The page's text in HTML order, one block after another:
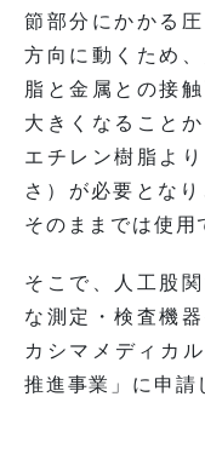
節部分にかかる
方向に動くため
脂と金属との接
大きくなること
エチレン樹脂よ
さ）が必要とな
そのままでは使用
そこで、人工股
な測定・検査機
カシマメディカ
推進事業」に申請